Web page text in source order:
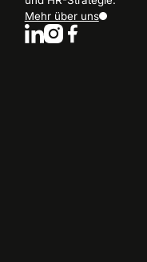
Mehr über uns